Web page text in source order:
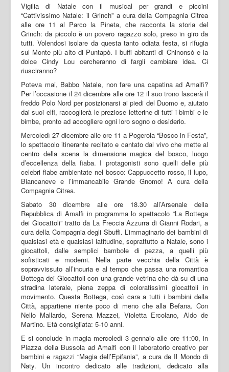
Vigilia di Natale con il musical per grandi e piccini
“Cattivissimo Natale: il Grinch” a cura della Compagnia Citrea
alle ore 11 al Parco la Pineta, che racconta la storia del
Grinch: da piccolo è un povero ragazzo solo, preso in giro da
tutti. Volendosi isolare da questa tanto odiata festa, si rifugia
sul Monte più alto di Puntapò. I buffi abitanti di Chinonsò e la
dolce Cindy Lou cercheranno di fargli cambiare idea. Ci
riusciranno?
Poteva mai, Babbo Natale, non fare una capatina ad Amalfi?
Per l’occasione il 24 dicembre alle ore 12 il suo trono lascerà il
freddo Polo Nord per posizionarsi ai piedi del Duomo e, aiutato
dai suoi elfi, raccoglierà le preziose letterine di tutti i bimbi e le
bimbe, pronto ad accogliere ogni loro sogno o desiderio.
Mercoledì 27 dicembre alle ore 11 a Pogerola “Bosco in Festa”,
lo spettacolo itinerante recitato e cantato dal vivo che mette al
centro della scena la dimensione magica del bosco, luogo
d’eccellenza della fiaba. I protagonisti sono quelli delle più
celebri fiabe ambientate nel bosco: Cappuccetto rosso, il lupo,
Biancaneve e l’immancabile Grande Gnomo! A cura della
Compagnia Citrea.
Sabato 30 dicembre alle ore 18.30 all’Arsenale della
Repubblica di Amalfi in programma lo spettacolo “La Bottega
dei Giocattoli” tratto da La Freccia Azzurra di Gianni Rodari, a
cura della Compagnia degli Sbuffi. L’immaginario dei bambini di
qualsiasi età e qualsiasi latitudine, soprattutto a Natale, sono i
giocattoli, dalle semplici bambole di pezza, a quelli più
sofisticati e moderni. Nella parte vecchia della Città è
sopravvissuto all’incuria e al tempo che passa una romantica
Bottega dei Giocattoli con una grande vetrina che dà su di una
stradina laterale, piena zeppa di coloratissimi giocattoli in
movimento. Questa Bottega, così cara a tutti i bambini della
Città, appartiene niente poco di meno che alla Befana. Con
Nello Mallardo, Serena Mazzei, Violetta Ercolano, Aldo de
Martino. Età consigliata: 5-10 anni.
E si conclude in magia mercoledì 3 gennaio alle ore 11:00, in
Piazza della Bussola ad Amalfi con il laboratorio creativo per
bambini e ragazzi “Magia dell’Epifania”, a cura de Il Mondo di
Naty. Un incontro dedicato alle tradizioni, dedicato alla